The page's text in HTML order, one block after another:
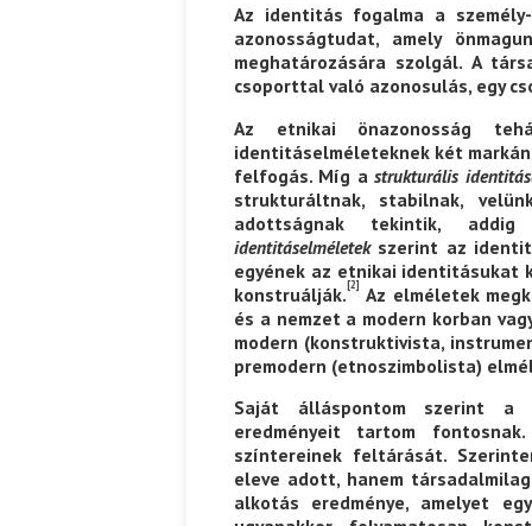
Az identitás fogalma a
azonosságtudat, amely
meghatározására szolgál. A
csoporttal való azonosulás, egy
Az etnikai önazonosság
identitáselméleteknek két
felfogás. Míg astrukturális
strukturáltnak, stabilnak,
adottságnak tekintik,
identitáselméletekszerint az
egyének az etnikai identitásukat
konstruálják.[2] Az elméletek
és a nemzet a modern korban
modern (konstruktivista,
premodern (etnoszimbolista)
Saját álláspontom szerint a
eredményeit tartom
színtereinek feltárását.
eleve adott, hanem
alkotás eredménye, amelyet
Káplán Géza: Erotikai